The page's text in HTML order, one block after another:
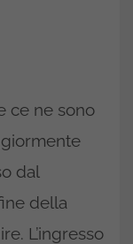
ce ne sono
dal
della
L’ingresso